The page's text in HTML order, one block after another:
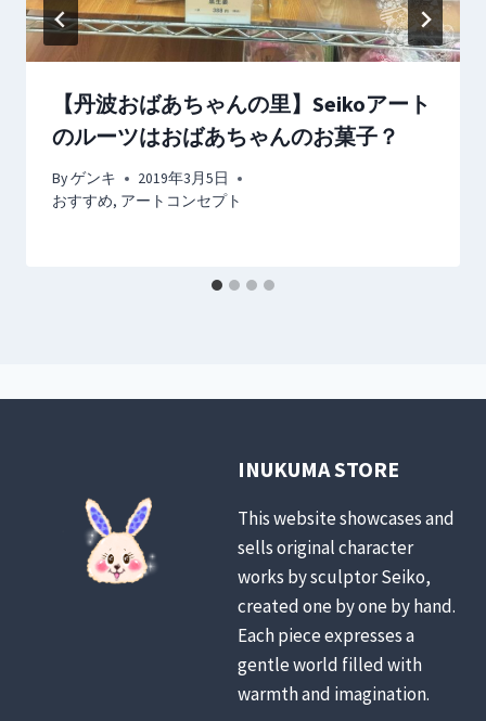
【丹波おばあちゃんの里】Seikoアート
のルーツはおばあちゃんのお菓子？
Byゲンキ
2019年3月5日
おすすめ, アートコンセプト
INUKUMA STORE
This website showcases and
sells original character
works by sculptor Seiko,
created one by one by hand.
Each piece expresses a
gentle world filled with
warmth and imagination.